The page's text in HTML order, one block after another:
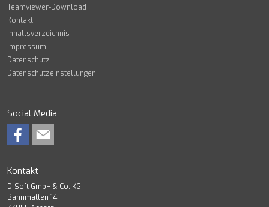
Teamviewer-Download
Kontakt
Inhaltsverzeichnis
Impressum
Datenschutz
Datenschutzeinstellungen
Social Media
Kontakt
D-Soft GmbH & Co. KG
Bannmatten 14